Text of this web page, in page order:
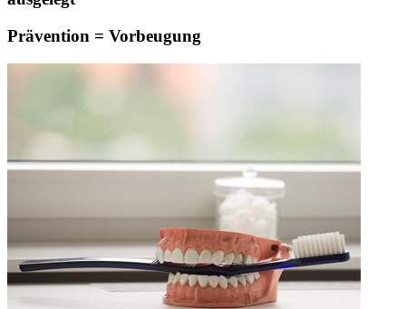
Prävention = Vorbeugung